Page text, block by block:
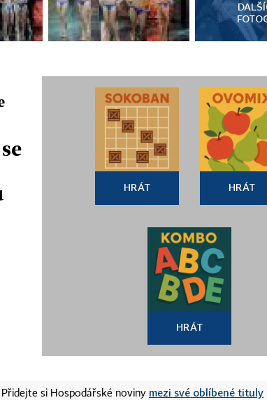
HRÁT HRÁT
HRÁT
Přidejte si Hospodářské noviny mezi své oblíbené tituly